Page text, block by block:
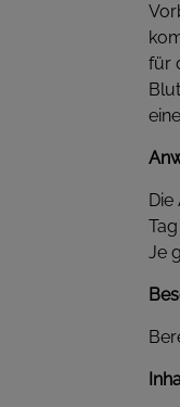
für
Je